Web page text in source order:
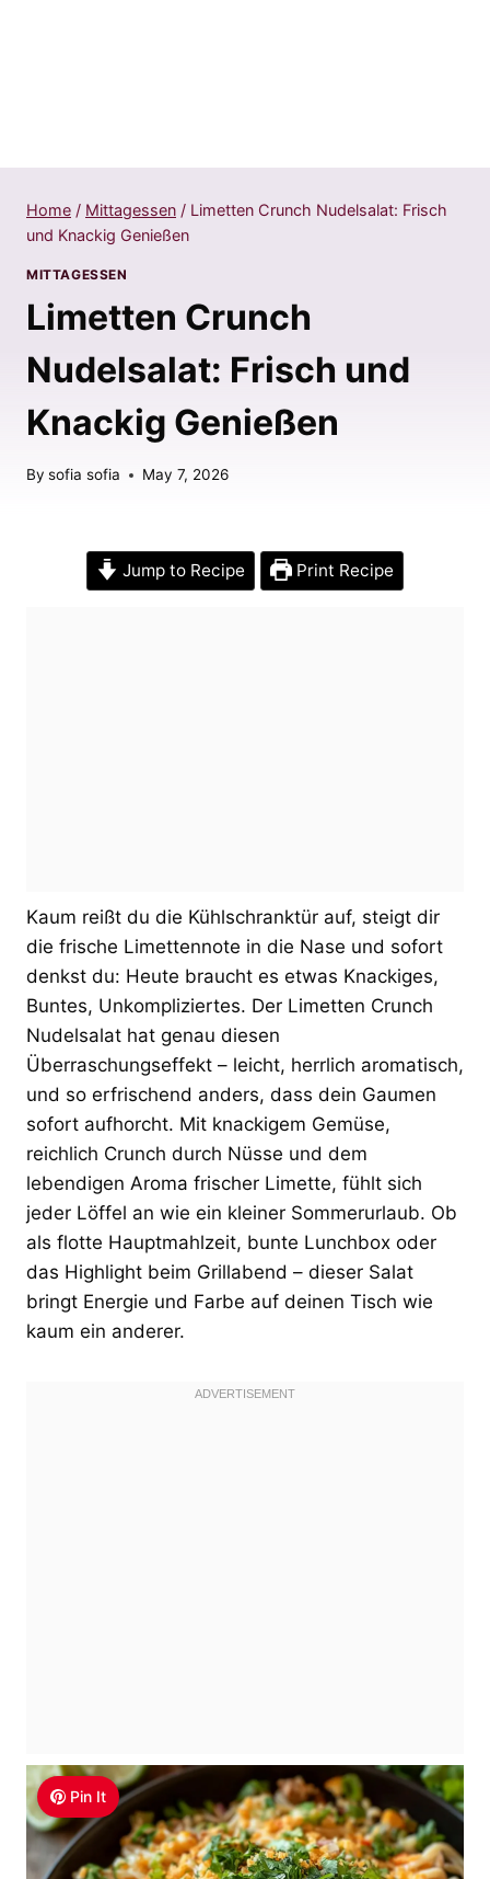
Home / Mittagessen / Limetten Crunch Nudelsalat: Frisch
und Knackig Genießen
MITTAGESSEN
Limetten Crunch
Nudelsalat: Frisch und
Knackig Genießen
By sofia sofia May 7, 2026
Jump to Recipe Print Recipe
Kaum reißt du die Kühlschranktür auf, steigt dir
die frische Limettennote in die Nase und sofort
denkst du: Heute braucht es etwas Knackiges,
Buntes, Unkompliziertes. Der Limetten Crunch
Nudelsalat hat genau diesen
Überraschungseffekt – leicht, herrlich aromatisch,
und so erfrischend anders, dass dein Gaumen
sofort aufhorcht. Mit knackigem Gemüse,
reichlich Crunch durch Nüsse und dem
lebendigen Aroma frischer Limette, fühlt sich
jeder Löffel an wie ein kleiner Sommerurlaub. Ob
als flotte Hauptmahlzeit, bunte Lunchbox oder
das Highlight beim Grillabend – dieser Salat
bringt Energie und Farbe auf deinen Tisch wie
kaum ein anderer.
Pin It